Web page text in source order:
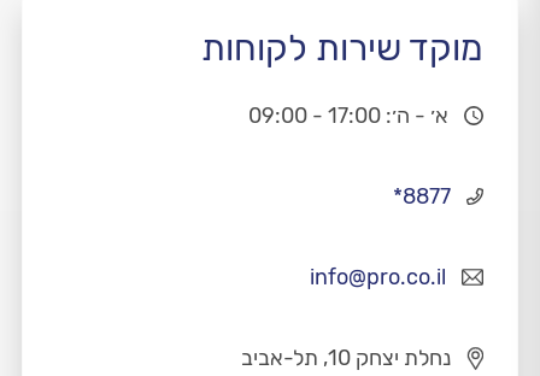
מוקד שירות לקוחות
א׳ - ה׳: 17:00 - 09:00
info@pro.co.il
*8877
נחלת יצחק 10, תל-אביב